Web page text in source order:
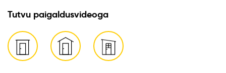
Tutvu paigaldusvideoga